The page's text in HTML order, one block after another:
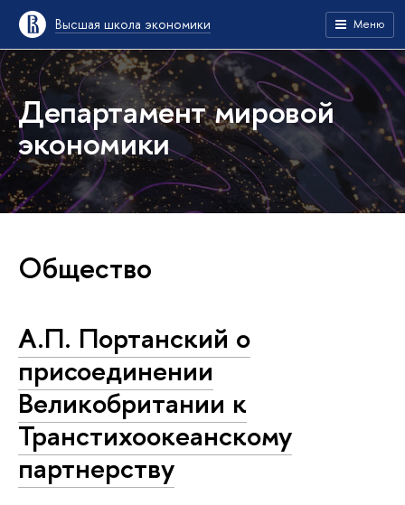
Высшая школа экономики Меню
Департамент мировой
экономики
Общество
А.П. Портанский о
присоединении
Великобритании к
Транстихоокеанскому
партнерству